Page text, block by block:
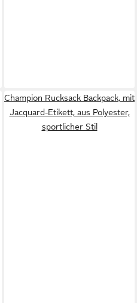
Champion Rucksack Backpack, mit
Jacquard-Etikett, aus Polyester,
sportlicher Stil